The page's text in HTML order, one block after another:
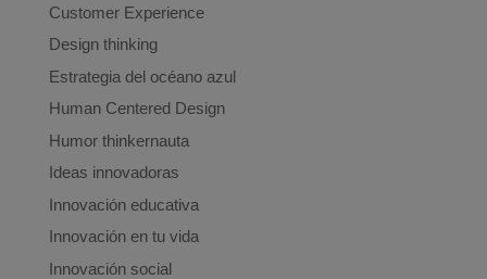
Customer Experience
Design thinking
Estrategia del océano azul
Human Centered Design
Humor thinkernauta
Ideas innovadoras
Innovación educativa
Innovación en tu vida
Innovación social